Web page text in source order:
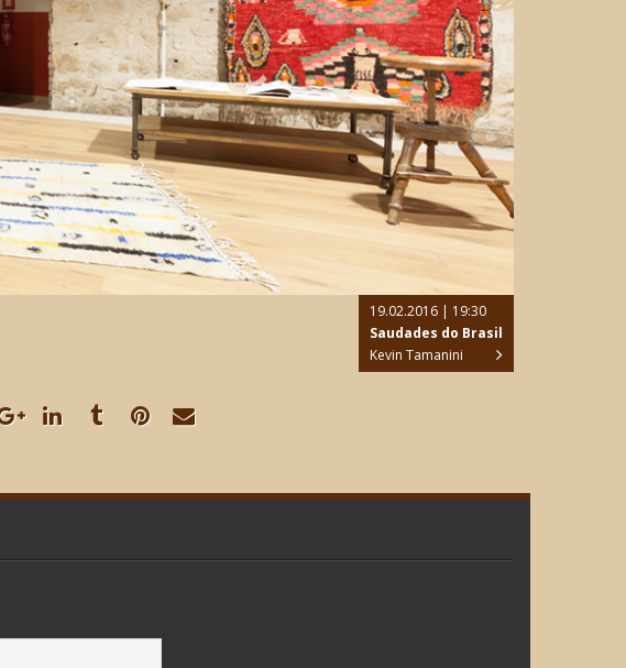
19.02.2016 | 19:30
Saudades do Brasil
Kevin Tamanini